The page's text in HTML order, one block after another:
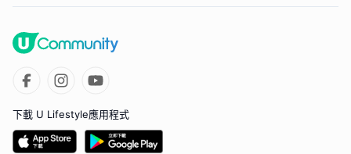
下載 U Lifestyle應用程式